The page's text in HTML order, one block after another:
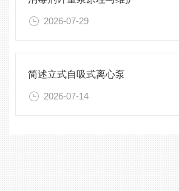
2026-07-29
简述立式自吸式离心泵
2026-07-14